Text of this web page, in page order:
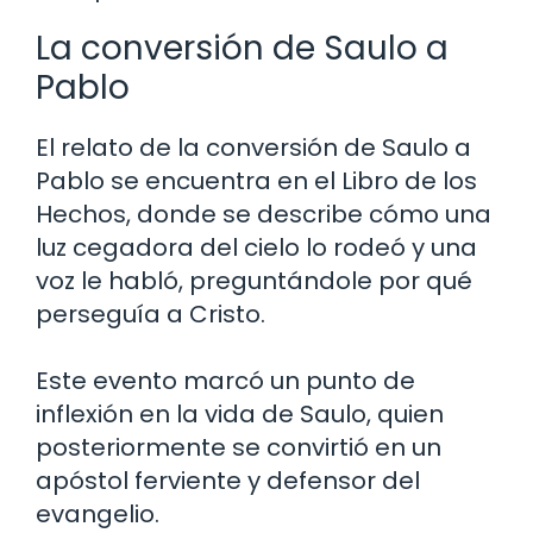
La conversión de Saulo a
Pablo
El relato de la conversión de Saulo a
Pablo se encuentra en el Libro de los
Hechos, donde se describe cómo una
luz cegadora del cielo lo rodeó y una
voz le habló, preguntándole por qué
perseguía a Cristo.
Este evento marcó un punto de
inflexión en la vida de Saulo, quien
posteriormente se convirtió en un
apóstol ferviente y defensor del
evangelio.